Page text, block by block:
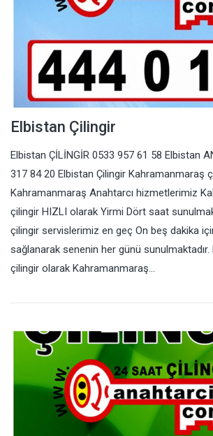
Elbistan Çilingir
Elbistan ÇİLİNGİR 0533 957 61 58 Elbistan
317 84 20 Elbistan Çilingir Kahramanmaraş
Kahramanmaraş Anahtarcı hizmetlerimiz
çilingir HIZLI olarak Yirmi Dört saat
çilingir servislerimiz en geç On beş dakika
sağlanarak senenin her günü sunulmaktadır.
çilingir olarak Kahramanmaraş…